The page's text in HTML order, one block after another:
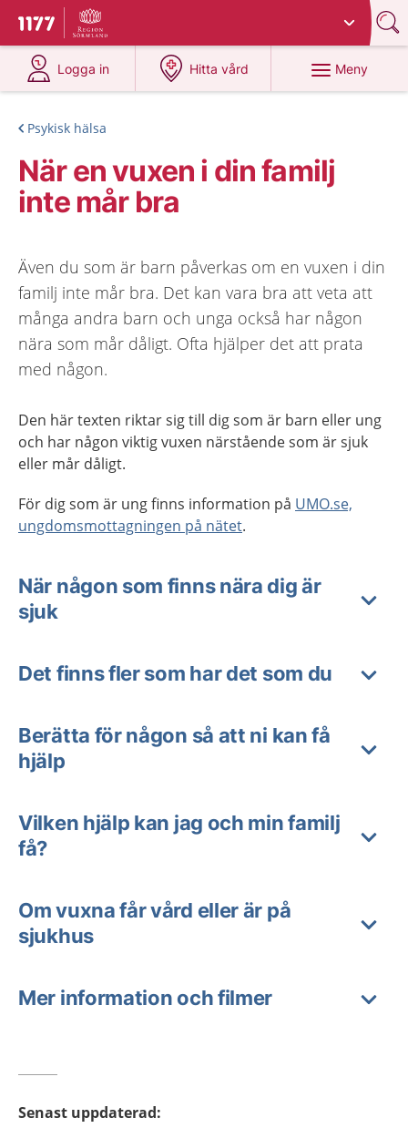
Till startsidan för 1177
Du har valt region
Logga in
på 1177.se
Hitta vård
på 1177.se
Meny
Psykisk hälsa
När en vuxen i din familj
inte mår bra
Även du som är barn påverkas om en vuxen i din
familj inte mår bra. Det kan vara bra att veta att
många andra barn och unga också har någon
nära som mår dåligt. Ofta hjälper det att prata
med någon.
Den här texten riktar sig till dig som är barn eller ung
och har någon viktig vuxen närstående som är sjuk
eller mår dåligt.
För dig som är ung finns information på UMO.se,
ungdomsmottagningen på nätet.
När någon som finns nära dig är
sjuk
Det finns fler som har det som du
Berätta för någon så att ni kan få
hjälp
Vilken hjälp kan jag och min familj
få?
Om vuxna får vård eller är på
sjukhus
Mer information och filmer
Senast uppdaterad: